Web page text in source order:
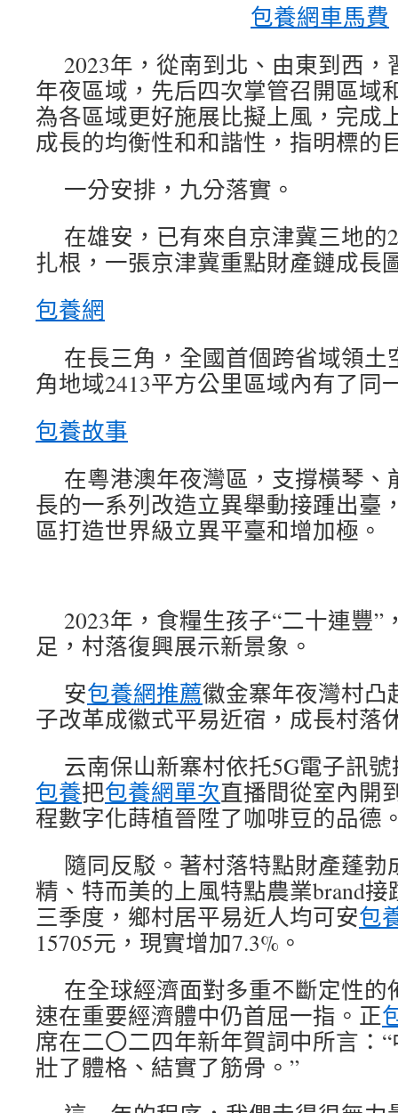
包養網車馬費
2023年，從南到北、由東到西
年夜區域，先后四次掌管召開區域
為各區域更好施展比擬上風，完成
成長的均衡性和和諧性，指明標的
一分安排，九分落實。
在雄安，已有來自京津冀三地的
扎根，一張京津冀重點財產鏈成長
包養網
在長三角，全國首個跨省域領
角地域2413平方公里區域內有了同
包養故事
在粵港澳年夜灣區，支撐橫琴
長的一系列改造立異舉動接踵出臺
區打造世界級立異平臺和增加極。
2023年，食糧生孩子“二十連豐”
足，村落復興展示新景象。
安包養網推薦徽金寨年夜灣村凸
子改革成徽式平易近宿，成長村落
云南保山新寨村依托5G電子訊
包養把包養網單次直播間從室內開
程數字化蒔植晉陞了咖啡豆的品德
隨同反駁。著村落特點財產蓬勃
精、特而美的上風特點農業brand接
三季度，鄉村居平易近人均可安包
15705元，現實增加7.3%。
在全球經濟面對多重不斷定性
速在重要經濟體中仍首屈一指。正
席在二〇二四年新年賀詞中所言：
壯了體格、結實了筋骨。”